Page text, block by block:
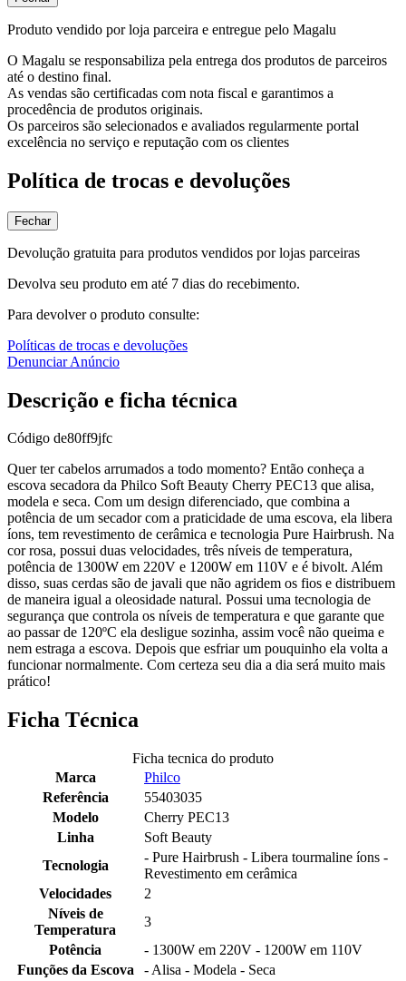
Produto vendido por loja parceira e entregue pelo Magalu
O Magalu se responsabiliza pela entrega dos produtos de parceiros
até o destino final.
As vendas são certificadas com nota fiscal e garantimos a
procedência de produtos originais.
Os parceiros são selecionados e avaliados regularmente portal
excelência no serviço e reputação com os clientes
Política de trocas e devoluções
Fechar
Devolução gratuita para produtos vendidos por lojas parceiras
Devolva seu produto em até 7 dias do recebimento.
Para devolver o produto consulte:
Políticas de trocas e devoluções
Denunciar Anúncio
Descrição e ficha técnica
Código de80ff9jfc
Quer ter cabelos arrumados a todo momento? Então conheça a
escova secadora da Philco Soft Beauty Cherry PEC13 que alisa,
modela e seca. Com um design diferenciado, que combina a
potência de um secador com a praticidade de uma escova, ela libera
íons, tem revestimento de cerâmica e tecnologia Pure Hairbrush. Na
cor rosa, possui duas velocidades, três níveis de temperatura,
potência de 1300W em 220V e 1200W em 110V e é bivolt. Além
disso, suas cerdas são de javali que não agridem os fios e distribuem
de maneira igual a oleosidade natural. Possui uma tecnologia de
segurança que controla os níveis de temperatura e que garante que
ao passar de 120ºC ela desligue sozinha, assim você não queima e
nem estraga a escova. Depois que esfriar um pouquinho ela volta a
funcionar normalmente. Com certeza seu dia a dia será muito mais
prático!
Ficha Técnica
Ficha tecnica do produto
Marca
Philco
Referência
55403035
Modelo
Cherry PEC13
Linha
Soft Beauty
Tecnologia
- Pure Hairbrush - Libera tourmaline íons -
Revestimento em cerâmica
Velocidades
2
Níveis de
Temperatura
3
Potência
- 1300W em 220V - 1200W em 110V
Funções da Escova
- Alisa - Modela - Seca